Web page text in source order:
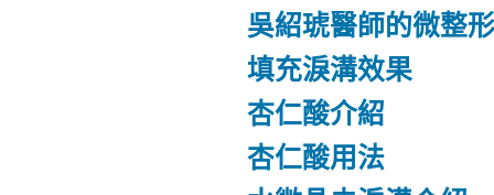
吳紹琥醫師的微整
填充淚溝效果
杏仁酸介紹
杏仁酸用法